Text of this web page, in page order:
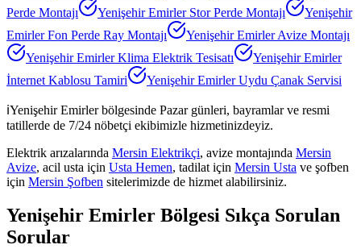
Perde Montajı
Yenişehir Emirler Stor Perde Montajı
Yenişehir
Emirler Fon Perde Ray Montajı Yenişehir Emirler Avize Montajı
Yenişehir Emirler Klima Elektrik Tesisatı
Yenişehir Emirler
İnternet Kablosu Tamiri
Yenişehir Emirler Uydu Çanak Servisi
ℹ️Yenişehir Emirlerbölgesinde Pazar günleri, bayramlar ve resmi
tatillerde de 7/24 nöbetçi ekibimizle hizmetinizdeyiz.
Elektrik arızalarında Mersin Elektrikçi, avize montajında Mersin
Avize, acil usta için Usta Hemen, tadilat için Mersin Usta ve şofben
için Mersin Şofben sitelerimizde de hizmet alabilirsiniz.
Yenişehir Emirler Bölgesi Sıkça Sorulan
Sorular